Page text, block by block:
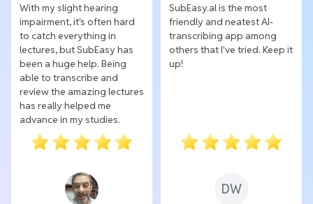
With my slight hearing
impairment, it's often hard
to catch everything in
lectures, but SubEasy has
been a huge help. Being
able to transcribe and
review the amazing lectures
has really helped me
advance in my studies.
SubEasy.al is the most
friendly and neatest AI-
transcribing app among
others that I've tried. Keep it
up!
DW